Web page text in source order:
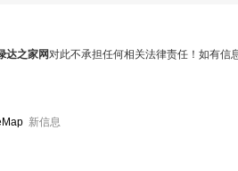
达之家网对此不承担任何相关法律责任！如有信
新信息